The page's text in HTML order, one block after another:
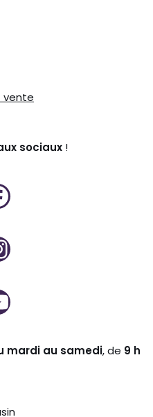
vente
sociaux !
mardi au samedi, de 9 h